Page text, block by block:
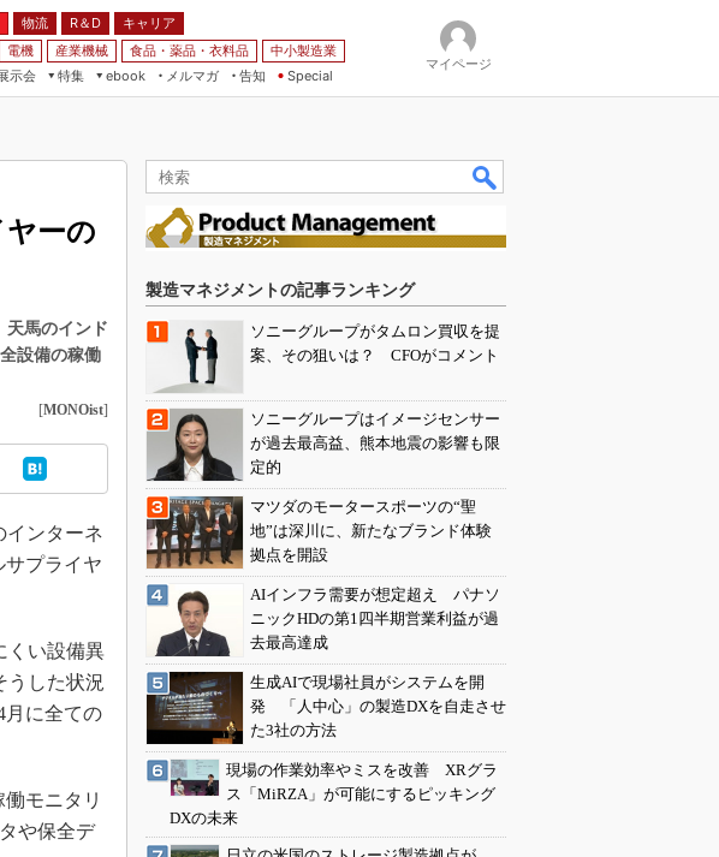
物流 R＆D
キャリア
電機 産業機械 食品・薬品・衣料品
中小製造業
示会
特集
ebook
メルマガ
告知 Special
マイページ
ーの
天馬のインド
設備の稼働
[MONOist]
インターネ
サプライヤ
くい設備異
うした状況
月に全ての
モニタリ
や保全デ
製造マネジメントの記事ランキング
ソニーグループがタムロン買収を提
案、その狙いは？ CFOがコメント
ソニーグループはイメージセンサー
が過去最高益、熊本地震の影響も限
定的
マツダのモータースポーツの“聖
地”は深川に、新たなブランド体験
拠点を開設
AIインフラ需要が想定超え パナソ
ニックHDの第1四半期営業利益が過
去最高達成
生成AIで現場社員がシステムを開
発 「人中心」の製造DXを自走させ
た3社の方法
現場の作業効率やミスを改善 XRグラ
ス「MiRZA」が可能にするピッキング
DXの未来